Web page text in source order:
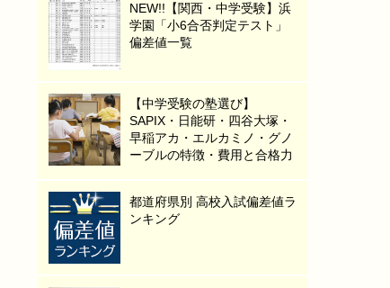
NEW!!【関西・中学受験】浜
学園「小6合否判定テスト」
偏差値一覧
【中学受験の塾選び】
SAPIX・日能研・四谷大塚・
早稲アカ・エルカミノ・グノ
ーブルの特徴・費用と合格力
都道府県別 高校入試偏差値ラ
ンキング